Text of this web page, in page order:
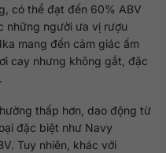
có thể đạt đến 60% ABV
những người ưa vị rượu
mang đến cảm giác ấm
cay nhưng không gắt, đặc
thấp hơn, dao động từ
đặc biệt như Navy
Tuy nhiên, khác với